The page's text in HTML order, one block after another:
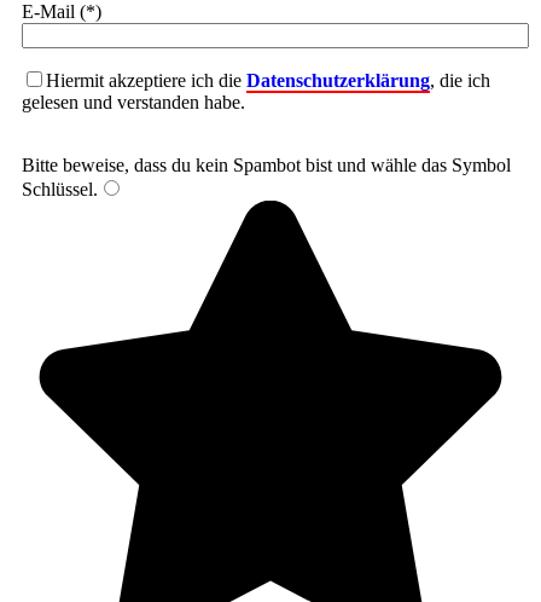
E-Mail (*)
Hiermit akzeptiere ich die Datenschutzerklärung, die ich
gelesen und verstanden habe.
Bitte beweise, dass du kein Spambot bist und wähle das Symbol
Schlüssel.